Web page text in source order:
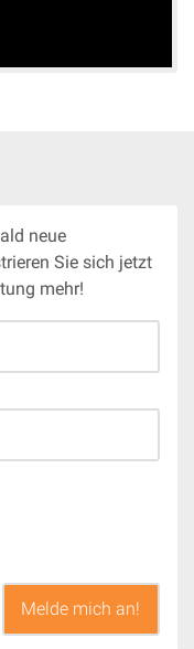
sechzig junge
auf
bekannt für seine
& Ruhm“ bieten sie
und das Publikum
Chinas
Tanztheater
für tickets für
neue
Sie sich jetzt
mehr!